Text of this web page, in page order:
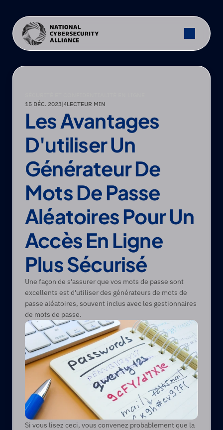
15 DÉC. 2023|4LECTEUR MIN
Les Avantages
D'utiliser Un
Générateur De
Mots De Passe
Aléatoires Pour Un
Accès En Ligne
Plus Sécurisé
Une façon de s'assurer que vos mots de passe sont
excellents est d'utiliser des générateurs de mots de
passe aléatoires, souvent inclus avec les gestionnaires
de mots de passe.
Si vous lisez ceci, vous convenez probablement que la